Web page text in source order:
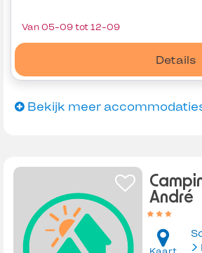
Details
Van 05-09 tot 12-09
Bekijk meer
André